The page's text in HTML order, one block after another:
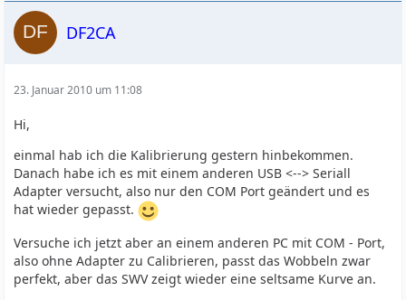
DF2CA
23. Januar 2010 um 11:08
Hi,
einmal hab ich die Kalibrierung gestern hinbekommen.
Danach habe ich es mit einem anderen USB <--> Seriall
Adapter versucht, also nur den COM Port geändert und es
hat wieder gepasst.
Versuche ich jetzt aber an einem anderen PC mit COM - Port,
also ohne Adapter zu Calibrieren, passt das Wobbeln zwar
perfekt, aber das SWV zeigt wieder eine seltsame Kurve an.